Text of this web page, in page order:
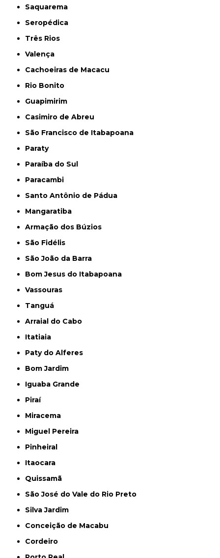
Saquarema
Seropédica
Três Rios
Valença
Cachoeiras de Macacu
Rio Bonito
Guapimirim
Casimiro de Abreu
São Francisco de Itabapoana
Paraty
Paraíba do Sul
Paracambi
Santo Antônio de Pádua
Mangaratiba
Armação dos Búzios
São Fidélis
São João da Barra
Bom Jesus do Itabapoana
Vassouras
Tanguá
Arraial do Cabo
Itatiaia
Paty do Alferes
Bom Jardim
Iguaba Grande
Piraí
Miracema
Miguel Pereira
Pinheiral
Itaocara
Quissamã
São José do Vale do Rio Preto
Silva Jardim
Conceição de Macabu
Cordeiro